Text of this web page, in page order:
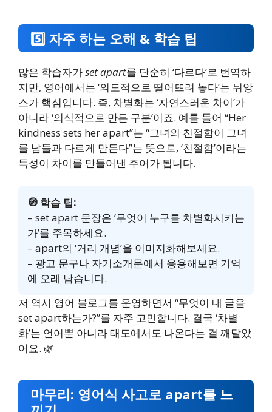
5️⃣ 자주 하는 오해 & 학습 팁
많은 학습자가set apart를 단순히 ‘다르다’로 번역하
지만, 영어에서는 ‘의도적으로 떨어뜨려 놓다’는 뉘앙
스가 핵심입니다. 즉, 차별화는 ‘자연스러운 차이’가
아니라 ‘의식적으로 만든 구분’이죠. 예를 들어 “Her
kindness sets her apart”는 “그녀의 친절함이 그녀
를 남들과 다르게 만든다”는 뜻으로, ‘친절함’이라는
특성이 차이를 만들어낸 주어가 됩니다.
🧭 학습 팁:
– set apart 문장은 ‘무엇이 누구를 차별화시키는
가’를 주목하세요.
– apart의 ‘거리 개념’을 이미지화해보세요.
– 광고 문구나 자기소개문에서 응용해보면 기억
에 오래 남습니다.
저 역시 영어 블로그를 운영하면서 “무엇이 내 글을
set apart하는가?”를 자주 고민합니다. 결국 ‘차별
화’는 언어뿐 아니라 태도에서도 나온다는 걸 깨달았
어요. 🌿
마무리: 영어식 사고로 apart를 느